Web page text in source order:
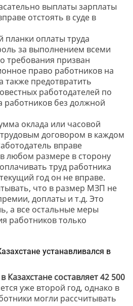
выплаты зарплаты
отстоять в суде в
планки оплаты труда
за выполнением всеми
требования призван
право работников на
также предотвратить
работодателей по
работников без должной
оклада или часовой
трудовым договором в каждом
вправе
любом размере в сторону
труд работника
год он не вправе.
что в размер МЗП не
доплаты и т.д. Это
а все остальные меры
работников только
устанавливался в
Казахстане составляет 42 500
уже второй год, однако в
могли рассчитывать